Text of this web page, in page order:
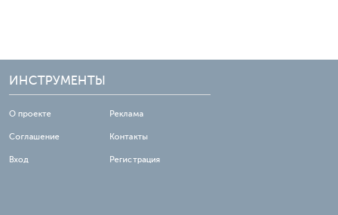
ИНСТРУМЕНТЫ
О проекте Реклама
Соглашение Контакты
Вход Регистрация